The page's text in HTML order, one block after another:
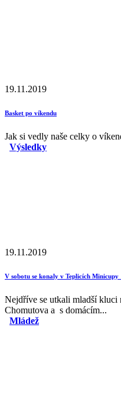
19.11.2019
Basket po víkendu
Jak si vedly naše celky o
Výsledky
19.11.2019
V sobotu se konaly v Teplicích
Nejdříve se utkali mladší
Chomutova a s domácím...
Mládež